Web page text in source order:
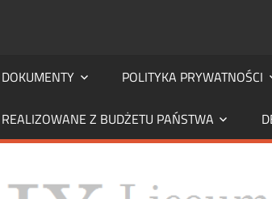
DOKUMENTY POLITYKA PRYWATNOŚCI
Z BUDŻETU PAŃSTWA